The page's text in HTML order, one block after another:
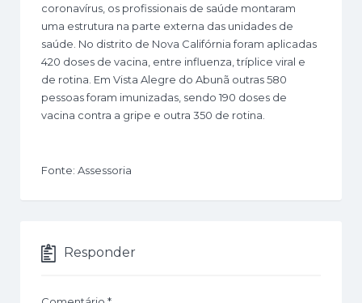
coronavírus, os profissionais de saúde montaram
uma estrutura na parte externa das unidades de
saúde. No distrito de Nova Califórnia foram aplicadas
420 doses de vacina, entre influenza, tríplice viral e
de rotina. Em Vista Alegre do Abunã outras 580
pessoas foram imunizadas, sendo 190 doses de
vacina contra a gripe e outra 350 de rotina.
Fonte: Assessoria
Responder